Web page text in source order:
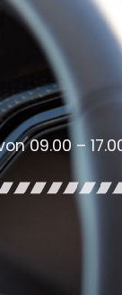
09.00 –